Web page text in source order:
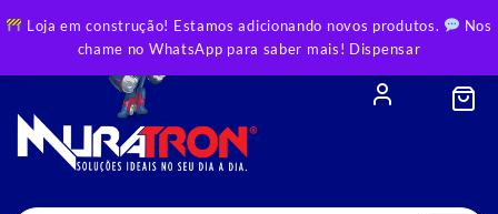
Loja em construção! Estamos adicionando novos produtos.
Nos
chame no WhatsApp para saber mais! Dispensar
to